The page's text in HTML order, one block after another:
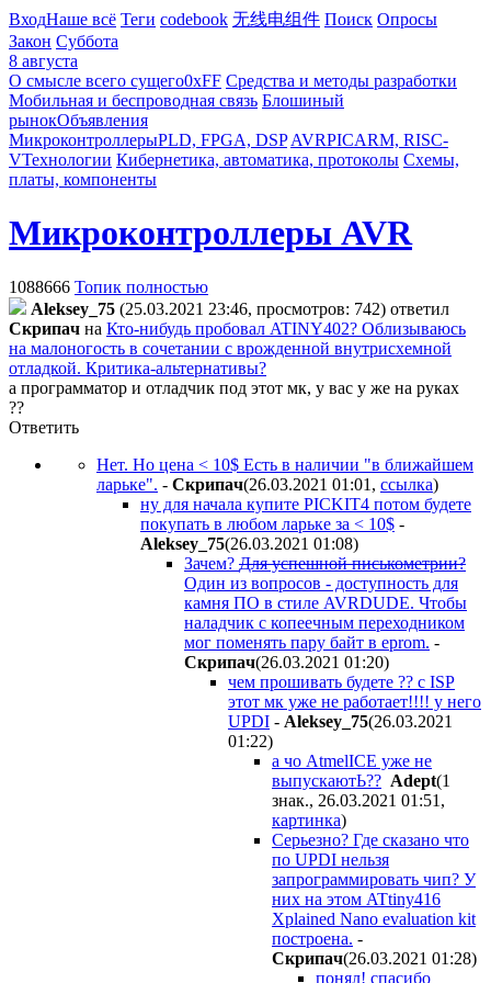
ВходНаше всё Теги codebook 无线电组件 Поиск Опросы
Закон Суббота
8 августа
О смысле всего сущего0xFF Средства и методы разработки
Мобильная и беспроводная связь Блошиный
рынокОбъявления
МикроконтроллерыPLD, FPGA, DSP AVRPICARM, RISC-
VТехнологии Кибернетика, автоматика, протоколы Схемы,
платы, компоненты
Микроконтроллеры AVR
1088666 Топик полностью
Aleksey_75 (25.03.2021 23:46, просмотров: 742) ответил
Cкpипaч на Кто-нибудь пробовал ATINY402? Облизываюсь
на малоногость в сочетании с врожденной внутрисхемной
отладкой. Критика-альтернативы?
а программатор и отладчик под этот мк, у вас у же на руках
??
Ответить
Нет. Но цена < 10$ Есть в наличии "в ближайшем
ларьке". - Cкpипaч(26.03.2021 01:01 , ссылка)
ну для начала купите PICKIT4 потом будете
покупать в любом ларьке за < 10$ -
Aleksey_75(26.03.2021 01:08)
Зачем? Для успешной писькометрии?
Один из вопросов - доступность для
камня ПО в стиле AVRDUDE. Чтобы
наладчик с копеечным переходником
мог поменять пару байт в eprom. -
Cкpипaч(26.03.2021 01:20)
чем прошивать будете ?? с ISP
этот мк уже не работает!!!! у него
UPDI - Aleksey_75(26.03.2021
01:22)
а чо AtmelICE уже не
выпускаютЬ?? Adept(1
знак., 26.03.2021 01:51 ,
картинка)
Серьезно? Где сказано что
по UPDI нельзя
запрограммировать чип? У
них на этом ATtiny416
Xplained Nano evaluation kit
построена. -
Cкpипaч(26.03.2021 01:28)
понял! спасибо